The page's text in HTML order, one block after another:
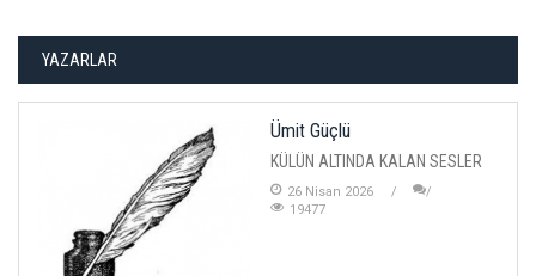
YAZARLAR
Ümit Güçlü
KÜLÜN ALTINDA KALAN SESLER
26 Nisan 2026
19477